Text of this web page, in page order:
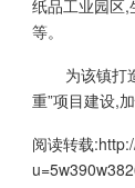
纸品工业园区
等。
为该镇打
重”项目建设,
阅读转载: